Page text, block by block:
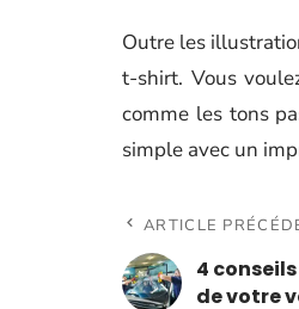
Outre les
t-shirt. Vous
comme les tons
simple avec un
ARTICLE
4
de votre